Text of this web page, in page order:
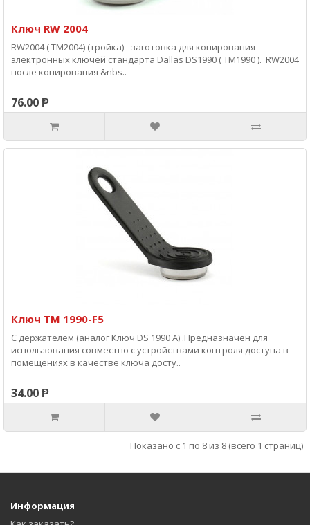
Ключ RW 2004
RW2004 ( TM2004) (тройка) - заготовка для копирования
электронных ключей стандарта Dallas DS1990 ( ТМ1990 ). RW2004
после копирования &nbs..
76.00 Ᵽ
Ключ ТМ 1990-F5
С держателем (аналог Ключ DS 1990 A) .Предназначен для
использования совместно с устройствами контроля доступа в
помещениях в качестве ключа досту..
34.00 Ᵽ
Показано с 1 по 8 из 8 (всего 1 страниц)
Информация